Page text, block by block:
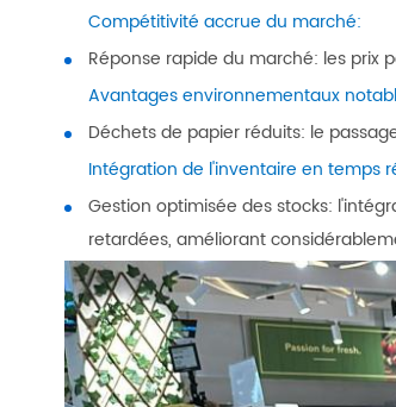
Compétitivité accrue du marché:
Réponse rapide du marché: les
Avantages environnementaux
Déchets de papier réduits: le
Intégration de l'inventaire en temps
Gestion optimisée des stocks:
retardées, améliorant